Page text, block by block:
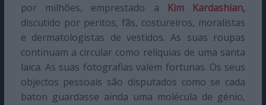
por milhões, emprestado a Kim Kardashian,
discutido por peritos, fãs, costureiros, moralistas
e dermatologistas de vestidos. As suas roupas
continuam a circular como relíquias de uma santa
laica. As suas fotografias valem fortunas. Os seus
objectos pessoais são disputados como se cada
baton guardasse ainda uma molécula de génio,